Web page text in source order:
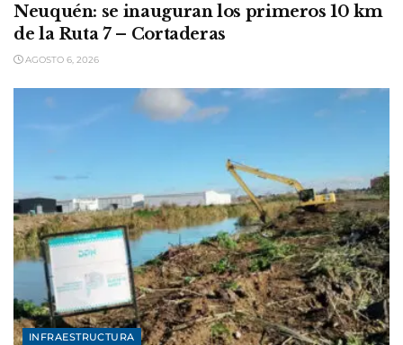
Neuquén: se inauguran los primeros 10 km
de la Ruta 7 – Cortaderas
AGOSTO 6, 2026
INFRAESTRUCTURA